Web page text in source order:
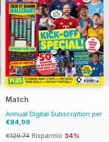
Match
Annual Digital Subscription per
€84,99
€129.74 Risparmio 34%